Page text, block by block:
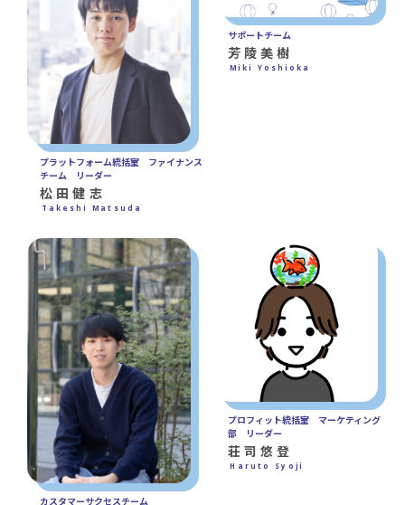
プラットフォーム統括室 ファイナンス
チーム リーダー
松田健志
Takeshi Matsuda
サポートチーム
芳陵美樹
Miki Yoshioka
カスタマーサクセスチーム
プロフィット統括室 マーケティング
部 リーダー
荘司悠登
Haruto Syoji